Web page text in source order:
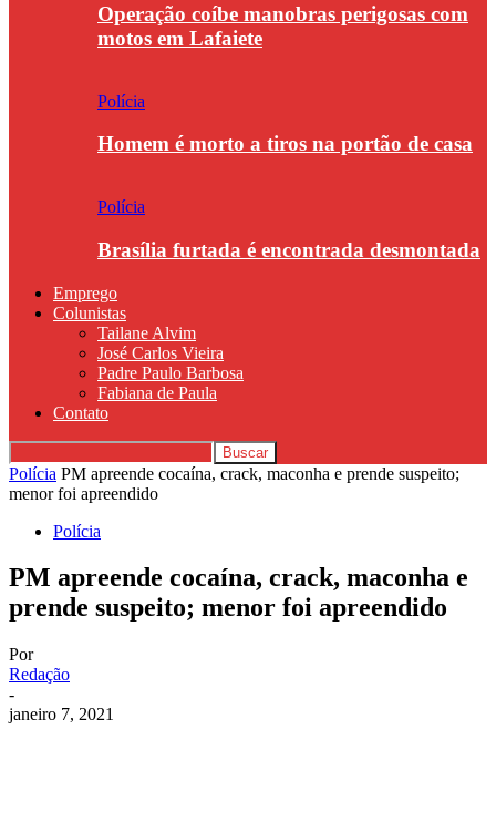
Operação coíbe manobras perigosas com
motos em Lafaiete
Polícia
Homem é morto a tiros na portão de casa
Polícia
Brasília furtada é encontrada desmontada
Emprego
Colunistas
Tailane Alvim
José Carlos Vieira
Padre Paulo Barbosa
Fabiana de Paula
Contato
Polícia PM apreende cocaína, crack, maconha e prende suspeito;
menor foi apreendido
Polícia
PM apreende cocaína, crack, maconha e
prende suspeito; menor foi apreendido
Por
Redação
-
janeiro 7, 2021